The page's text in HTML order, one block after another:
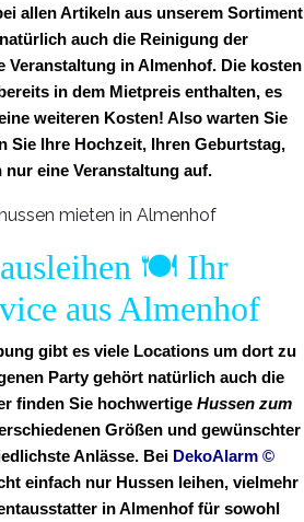
allen Artikeln aus unserem Sortiment
auch die Reinigung der
Veranstaltung in Almenhof. Die kosten
in dem Mietpreis enthalten, es
weiteren Kosten! Also warten Sie
Sie Ihre Hochzeit, Ihren Geburtstag,
nur eine Veranstaltung auf.
ausleihen 🍽️ Ihr
aus Almenhof
gibt es viele Locations um dort zu
Party gehört natürlich auch die
finden Sie hochwertige Hussen zum
Größen und gewünschter
Anlässe. Bei DekoAlarm ©
einfach nur Hussen leihen, vielmehr
in Almenhof für sowohl